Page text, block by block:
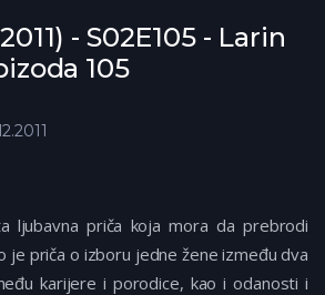
- S02E105 - Larin
105
ljubavna priča koja mora da prebrodi
je priča o izboru jedne žene između dva
karijere i porodice, kao i odanosti i